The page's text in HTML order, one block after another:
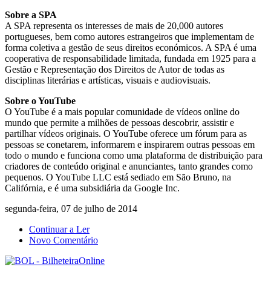
Sobre a SPA
A SPA representa os interesses de mais de 20,000 autores
portugueses, bem como autores estrangeiros que implementam de
forma coletiva a gestão de seus direitos económicos. A SPA é uma
cooperativa de responsabilidade limitada, fundada em 1925 para a
Gestão e Representação dos Direitos de Autor de todas as
disciplinas literárias e artísticas, visuais e audiovisuais.
Sobre o YouTube
O YouTube é a mais popular comunidade de vídeos online do
mundo que permite a milhões de pessoas descobrir, assistir e
partilhar vídeos originais. O YouTube oferece um fórum para as
pessoas se conetarem, informarem e inspirarem outras pessoas em
todo o mundo e funciona como uma plataforma de distribuição para
criadores de conteúdo original e anunciantes, tanto grandes como
pequenos. O YouTube LLC está sediado em São Bruno, na
Califórnia, e é uma subsidiária da Google Inc.
segunda-feira, 07 de julho de 2014
Continuar a Ler
Novo Comentário